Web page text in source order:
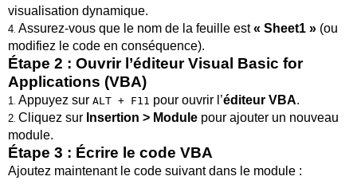
visualisation dynamique.
4 Assurez-vous que le nom de la feuille est« Sheet1 » (ou
modifiez le code en conséquence).
Étape 2 : Ouvrir l’éditeur Visual Basic for
Applications (VBA)
1 Appuyez sur ALT + F11 pour ouvrir l’éditeur VBA.
2 Cliquez sur Insertion > Module pour ajouter un nouveau
module.
Étape 3 : Écrire le code VBA
Ajoutez maintenant le code suivant dans le module :